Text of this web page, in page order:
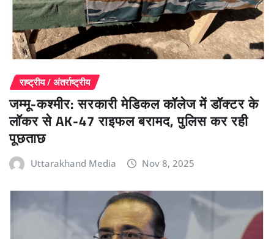
राष्ट्रीय / अंतर्राष्ट्रीय
जम्मू-कश्मीर: सरकारी मेडिकल कॉलेज में डॉक्टर के
लॉकर से AK-47 राइफल बरामद, पुलिस कर रही
पूछताछ
Uttarakhand Media Nov 8, 2025